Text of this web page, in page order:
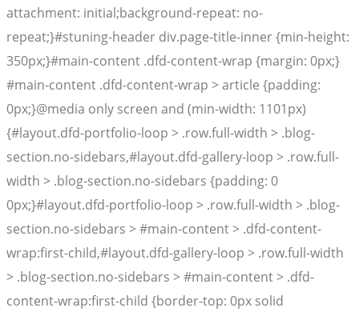
attachment: initial;background-repeat: no-
repeat;}#stuning-header div.page-title-inner {min-height:
350px;}#main-content .dfd-content-wrap {margin: 0px;}
#main-content .dfd-content-wrap > article {padding:
0px;}@media only screen and (min-width: 1101px)
{#layout.dfd-portfolio-loop > .row.full-width > .blog-
section.no-sidebars,#layout.dfd-gallery-loop > .row.full-
width > .blog-section.no-sidebars {padding: 0
0px;}#layout.dfd-portfolio-loop > .row.full-width > .blog-
section.no-sidebars > #main-content > .dfd-content-
wrap:first-child,#layout.dfd-gallery-loop > .row.full-width
> .blog-section.no-sidebars > #main-content > .dfd-
content-wrap:first-child {border-top: 0px solid